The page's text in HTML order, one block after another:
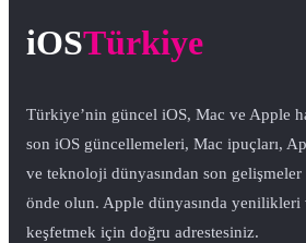
iOSTürkiye
Türkiye’nin güncel iOS, Mac ve Apple
son iOS güncellemeleri, Mac ipuçları,
ve teknoloji dünyasından son gelişmeler
önde olun. Apple dünyasında yenilikleri
keşfetmek için doğru adrestesiniz.